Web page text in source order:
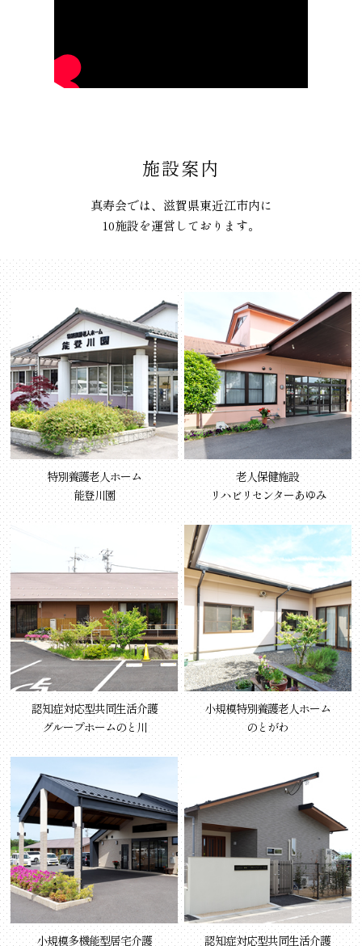
施設案内
真寿会では、滋賀県東近江市内に
10施設を運営しております。
特別養護老人ホーム
能登川園
老人保健施設
リハビリセンターあゆみ
認知症対応型共同生活介護
グループホームのと川
小規模特別養護老人ホーム
のとがわ
小規模多機能型居宅介護
認知症対応型共同生活介護